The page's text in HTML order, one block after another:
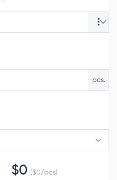
pcs.
$0 ($0/pcs)